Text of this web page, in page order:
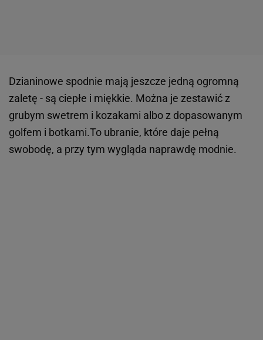
Dzianinowe spodnie mają jeszcze jedną ogromną
zaletę - są ciepłe i miękkie. Można je zestawić z
grubym swetrem i kozakami albo z dopasowanym
golfem i botkami.To ubranie, które daje pełną
swobodę, a przy tym wygląda naprawdę modnie.